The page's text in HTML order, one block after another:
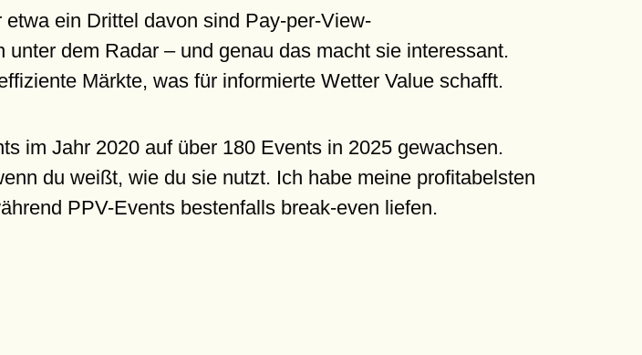
ein Drittel davon sind Pay-per-View-
dem Radar – und genau das macht sie interessant.
Märkte, was für informierte Wetter Value schafft.
im Jahr 2020 auf über 180 Events in 2025 gewachsen.
du weißt, wie du sie nutzt. Ich habe meine profitabelsten
PPV-Events bestenfalls break-even liefen.